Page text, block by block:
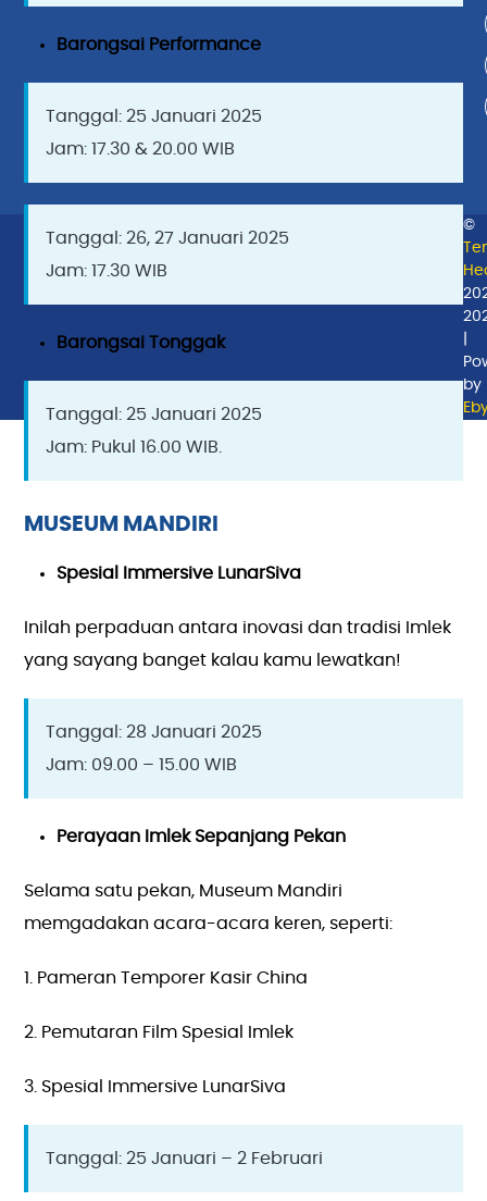
Barongsai Performance
Tanggal: 25 Januari 2025
Jam: 17.30 & 20.00 WIB
Tanggal: 26, 27 Januari 2025
Jam: 17.30 WIB
Barongsai Tonggak
Tanggal: 25 Januari 2025
Jam: Pukul 16.00 WIB.
MUSEUM MANDIRI
Spesial Immersive LunarSiva
Inilah perpaduan antara inovasi dan tradisi Imlek
yang sayang banget kalau kamu lewatkan!
Tanggal: 28 Januari 2025
Jam: 09.00 – 15.00 WIB
Perayaan Imlek Sepanjang Pekan
Selama satu pekan, Museum Mandiri
memgadakan acara-acara keren, seperti:
1. Pameran Temporer Kasir China
2. Pemutaran Film Spesial Imlek
3. Spesial Immersive LunarSiva
Tanggal: 25 Januari – 2 Februari
©
by